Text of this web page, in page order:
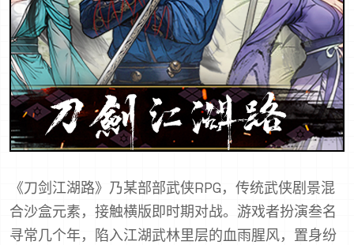
《刀剑江湖路》乃某部部武侠RPG，传统武侠剧景混
合沙盒元素，接触横版即时期对战。游戏者扮演叁名
寻常几个年，陷入江湖武林里层的血雨腥风，置身纷